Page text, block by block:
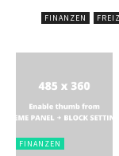
FINANZEN
FINANZEN